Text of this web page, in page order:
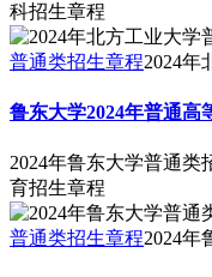
科招生章程
普通类招生章程2024年
鲁东大学2024年普通高
2024年鲁东大学普通类
育招生章程
普通类招生章程2024年